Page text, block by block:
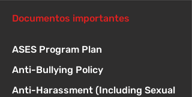
Documentos importantes
ASES Program Plan
Anti-Bullying Policy
Anti-Harassment (Including Sexual